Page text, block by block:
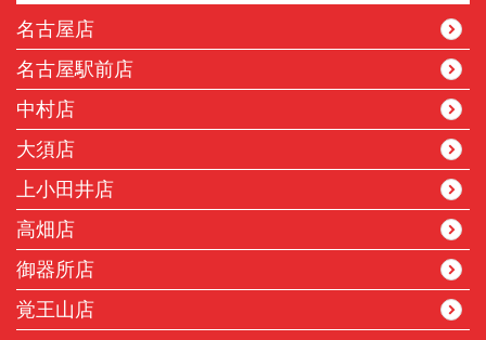
名古屋店
名古屋駅前店
中村店
大須店
上小田井店
高畑店
御器所店
覚王山店